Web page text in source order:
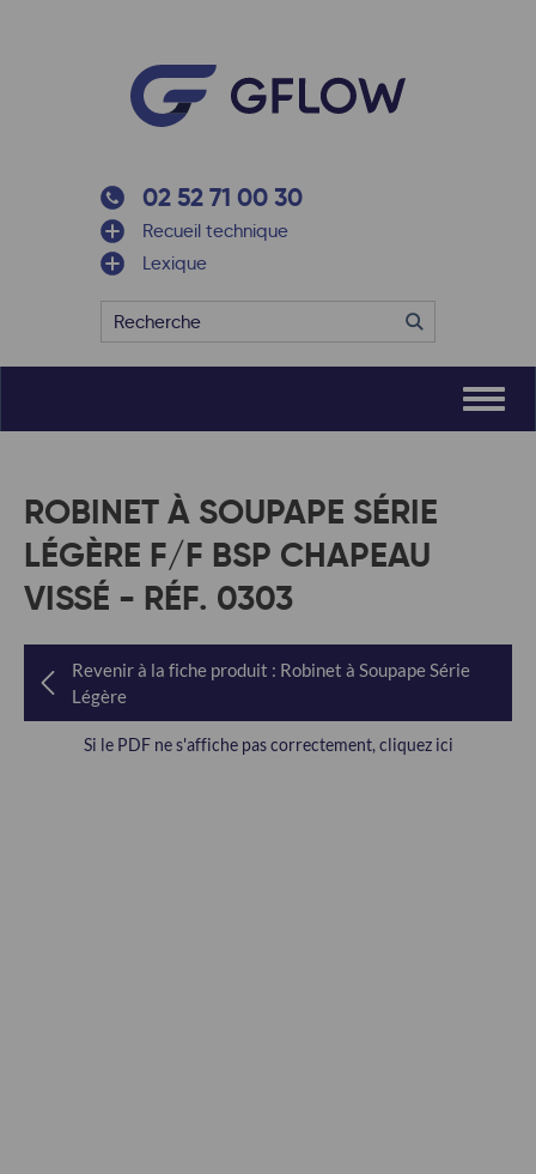
02 52 71 00 30
Recueil technique
Lexique
ROBINET À SOUPAPE SÉRIE
LÉGÈRE F/F BSP CHAPEAU
VISSÉ - RÉF. 0303
Revenir à la fiche produit : Robinet à Soupape Série
Légère
Si le PDF ne s'affiche pas correctement, cliquez ici